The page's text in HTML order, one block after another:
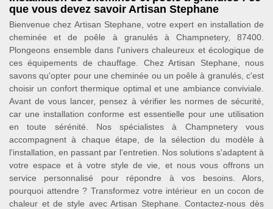
que vous devez savoir Artisan Stephane
Bienvenue chez Artisan Stephane, votre expert en installation de
cheminée et de poêle à granulés à Champnetery, 87400.
Plongeons ensemble dans l'univers chaleureux et écologique de
ces équipements de chauffage. Chez Artisan Stephane, nous
savons qu'opter pour une cheminée ou un poêle à granulés, c'est
choisir un confort thermique optimal et une ambiance conviviale.
Avant de vous lancer, pensez à vérifier les normes de sécurité,
car une installation conforme est essentielle pour une utilisation
en toute sérénité. Nos spécialistes à Champnetery vous
accompagnent à chaque étape, de la sélection du modèle à
l'installation, en passant par l'entretien. Nos solutions s'adaptent à
votre espace et à votre style de vie, et nous vous offrons un
service personnalisé pour répondre à vos besoins. Alors,
pourquoi attendre ? Transformez votre intérieur en un cocon de
chaleur et de style avec Artisan Stephane. Contactez-nous dès